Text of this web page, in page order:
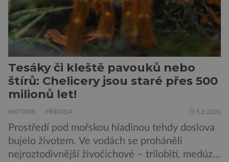
Tesáky či kleště pavouků nebo
štírů: Chelicery jsou staré přes 500
milionů let!
HISTORIE PŘÍRODA 5.8.2026
Prostředí pod mořskou hladinou tehdy doslova
bujelo životem. Ve vodách se proháněli
nejroztodivnější živočichové – trilobiti, medúzy